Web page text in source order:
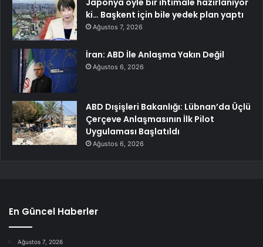
Japonya öyle bir ihtimale hazırlanıyor
ki… Başkent için bile yedek plan yaptı
Ağustos 7, 2026
İran: ABD İle Anlaşma Yakın Değil
Ağustos 6, 2026
ABD Dışişleri Bakanlığı: Lübnan’da Üçlü
Çerçeve Anlaşmasının İlk Pilot
Uygulaması Başlatıldı
Ağustos 6, 2026
En Güncel Haberler
Ağustos 7, 2026